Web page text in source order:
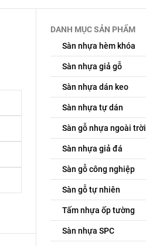
DANH MỤC SẢN PHẨM
Sàn nhựa hèm khóa
Sàn nhựa giả gỗ
Sàn nhựa dán keo
Sàn nhựa tự dán
Sàn gỗ nhựa ngoài trời
Sàn nhựa giả đá
Sàn gỗ công nghiệp
Sàn gỗ tự nhiên
Tấm nhựa ốp tường
Sàn nhựa SPC